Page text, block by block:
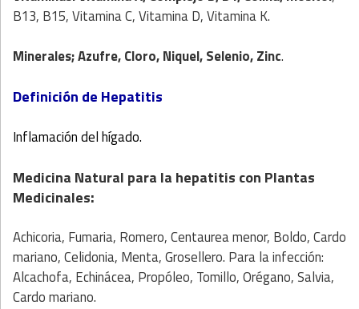
B13, B15, Vitamina C, Vitamina D, Vitamina K.
Minerales; Azufre, Cloro, Niquel, Selenio, Zinc.
Definición de Hepatitis
Inflamación del hígado.
Medicina Natural para la hepatitis con Plantas
Medicinales:
Achicoria, Fumaria, Romero, Centaurea menor, Boldo, Cardo
mariano, Celidonia, Menta, Grosellero. Para la infección:
Alcachofa, Echinácea, Propóleo, Tomillo, Orégano, Salvia,
Cardo mariano.